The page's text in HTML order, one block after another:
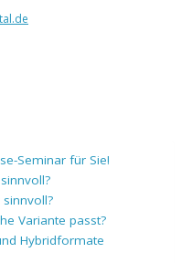
Seminar für Sie!
Variante passt?
Hybridformate